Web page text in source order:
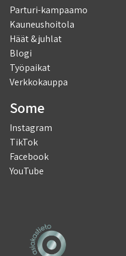
Parturi-kampaamo
Kauneushoitola
Häät & juhlat
Blogi
Työpaikat
Verkkokauppa
Some
Instagram
TikTok
Facebook
YouTube